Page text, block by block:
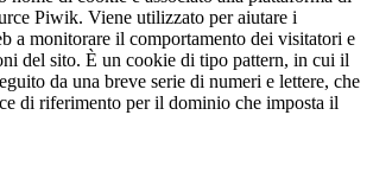
Piwik. Viene utilizzato per aiutare i
a monitorare il comportamento dei visitatori e
del sito. È un cookie di tipo pattern, in cui il
da una breve serie di numeri e lettere, che
di riferimento per il dominio che imposta il